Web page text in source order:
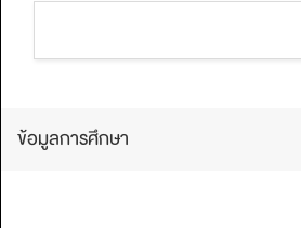
ข้อมูลการศึกษา